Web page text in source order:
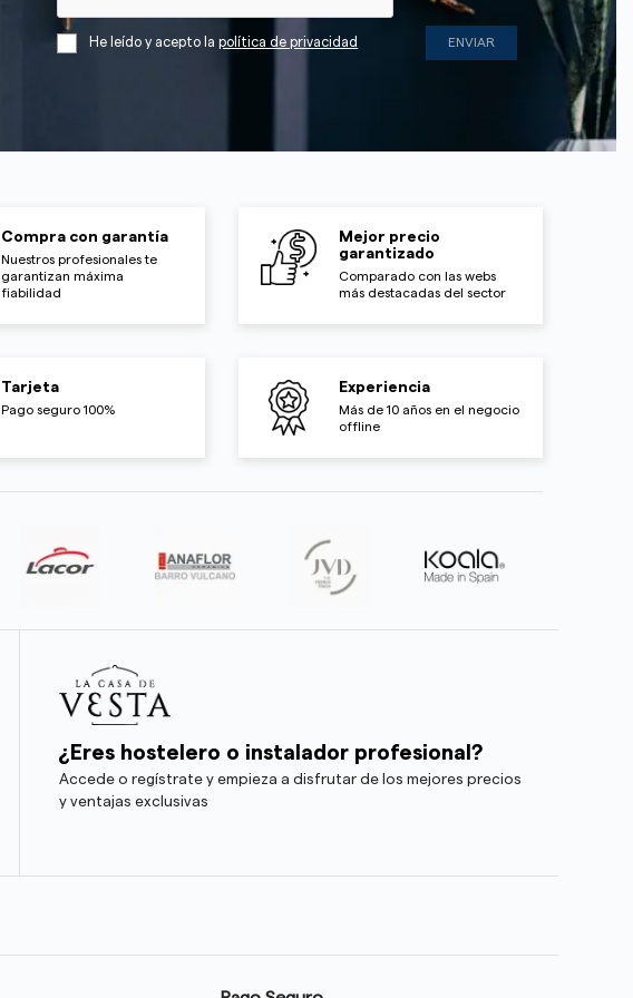
He leído y acepto lapolítica de privacidad
Compra con garantía
Nuestros profesionales te
garantizan máxima
fiabilidad
Mejor precio
garantizado
Comparado con las webs
más destacadas del sector
Tarjeta
Pago seguro 100%
Experiencia
Más de 10 años en el negocio
offline
¿Eres hostelero o instalador profesional?
Accede o regístrate y empieza a disfrutar de los mejores precios
y ventajas exclusivas